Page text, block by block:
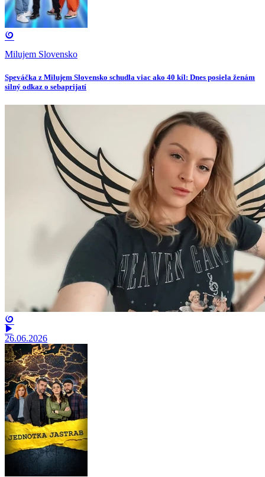
Milujem Slovensko
Speváčka z Milujem Slovensko schudla viac ako 40 kíl: Dnes posiela ženám
silný odkaz o sebaprijatí
26.06.2026